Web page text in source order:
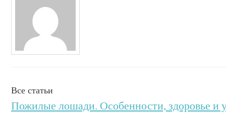
Все статьи
Пожилые лошади. Особенности, здоровье и